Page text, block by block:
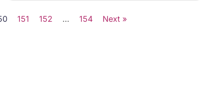
151 152 … 154 Next »